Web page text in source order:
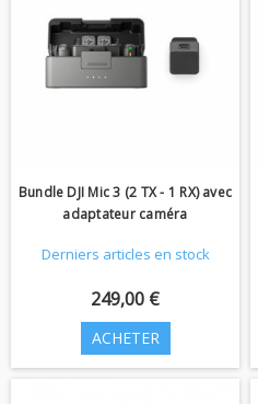
Bundle DJI Mic 3 (2 TX - 1 RX) avec
adaptateur caméra
Derniers articles en stock
249,00 €
ACHETER